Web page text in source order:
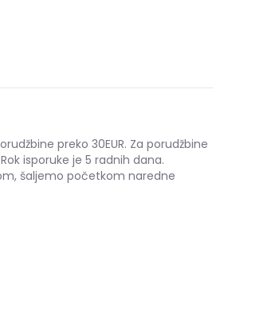
preko 30EUR. Za porudžbine
isporuke je 5 radnih dana.
šaljemo početkom naredne